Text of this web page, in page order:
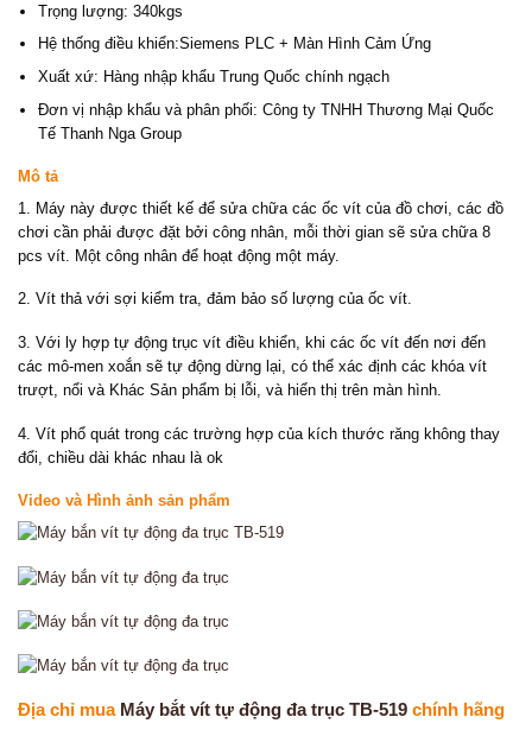
Trọng lượng: 340kgs
Hệ thống điều khiển:Siemens PLC + Màn Hình Cảm Ứng
Xuất xứ: Hàng nhập khẩu Trung Quốc chính ngạch
Đơn vị nhập khẩu và phân phối: Công ty TNHH Thương Mại Quốc
Tế Thanh Nga Group
Mô tả
1. Máy này được thiết kế để sửa chữa các ốc vít của đồ chơi, các đồ
chơi cần phải được đặt bởi công nhân, mỗi thời gian sẽ sửa chữa 8
pcs vít. Một công nhân để hoạt động một máy.
2. Vít thả với sợi kiểm tra, đảm bảo số lượng của ốc vít.
3. Với ly hợp tự động trục vít điều khiển, khi các ốc vít đến nơi đến
các mô-men xoắn sẽ tự động dừng lại, có thể xác định các khóa vít
trượt, nổi và Khác Sản phẩm bị lỗi, và hiển thị trên màn hình.
4. Vít phổ quát trong các trường hợp của kích thước răng không thay
đổi, chiều dài khác nhau là ok
Video và Hình ảnh sản phẩm
Địa chỉ mua Máy bắt vít tự động đa trục TB-519 chính hãng